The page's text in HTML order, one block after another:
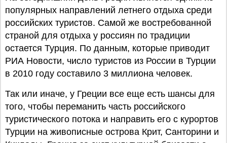
популярных направлений летнего отдыха среди
российских туристов. Самой же востребованной
страной для отдыха у россиян по традиции
остается Турция. По данным, которые приводит
РИА Новости, число туристов из России в Турции
в 2010 году составило 3 миллиона человек.
Так или иначе, у Греции все еще есть шансы для
того, чтобы переманить часть российского
туристического потока и направить его с курортов
Турции на живописные острова Крит, Санторини и